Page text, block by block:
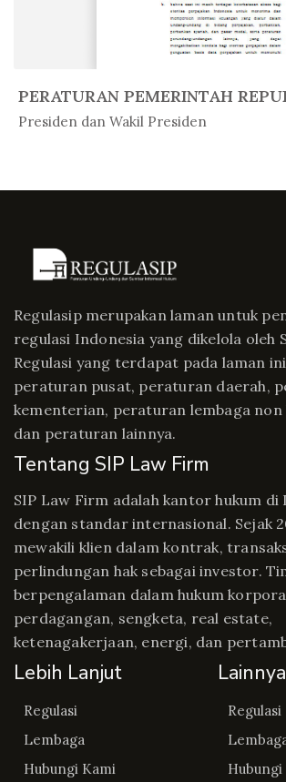
PERATURAN PEMERINTAH
Presiden dan Wakil Presiden
In Peratur...
Regulasip merupakan laman untuk
regulasi Indonesia yang dikelola oleh
Regulasi yang terdapat pada laman
peraturan pusat, peraturan daerah,
kementerian, peraturan lembaga
dan peraturan lainnya.
Tentang SIP Law Firm
SIP Law Firm adalah kantor hukum di
dengan standar internasional. Sejak
mewakili klien dalam kontrak,
perlindungan hak sebagai investor.
berpengalaman dalam hukum
perdagangan, sengketa, real estate,
ketenagakerjaan, energi, dan
Lebih Lanjut
Regulasi
Lembaga
Hubungi Kami
Lainnya
Regulasi